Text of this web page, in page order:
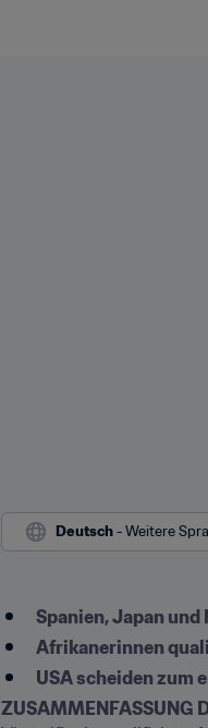
Deutsch - Weitere
Spanien, Japan
Afrikanerinnen
USA scheiden zum
ZUSAMMENFASSUNG